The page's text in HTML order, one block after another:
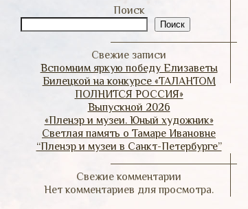
Поиск
Поиск
Свежие записи
Вспомним яркую победу Елизаветы
Билецкой на конкурсе «ТАЛАНТОМ
ПОЛНИТСЯ РОССИЯ»
Выпускной 2026
«Пленэр и музеи. Юный художник»
Светлая память о Тамаре Ивановне
“Пленэр и музеи в Санкт-Петербурге”
Свежие комментарии
Нет комментариев для просмотра.